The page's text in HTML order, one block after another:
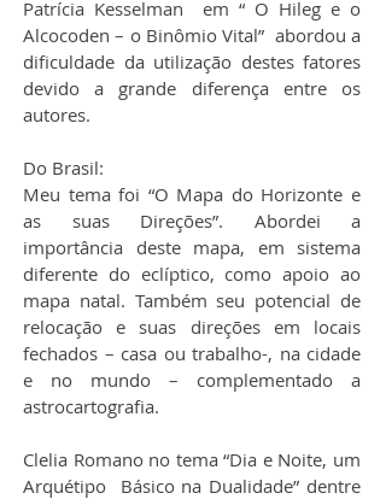
Patrícia Kesselman  em “ O Hileg e o
Alcocoden – o Binômio Vital”  abordou a
dificuldade da utilização destes fatores
devido a grande diferença entre os
autores.
Do Brasil:
Meu tema foi “O Mapa do Horizonte e
as suas Direções”. Abordei a
importância deste mapa, em sistema
diferente do eclíptico, como apoio ao
mapa natal. Também seu potencial de
relocação e suas direções em locais
fechados – casa ou trabalho-, na cidade
e no mundo – complementado a
astrocartografia.
Clelia Romano no tema “Dia e Noite, um
Arquétipo  Básico na Dualidade” dentre